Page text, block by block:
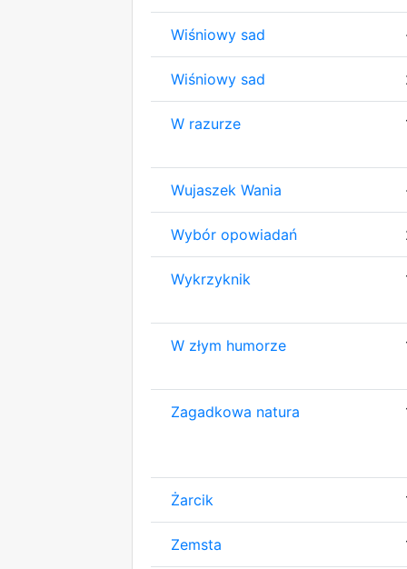
Wiśniowy sad
Wiśniowy sad
W razurze
Wujaszek Wania
Wybór opowiadań
Wykrzyknik
W złym humorze
Zagadkowa natura
Żarcik
Zemsta